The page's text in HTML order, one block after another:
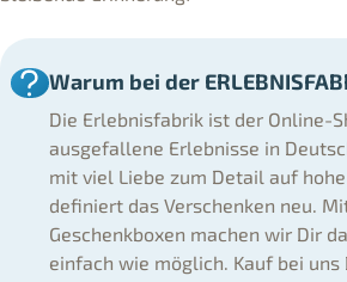
Warum bei der
Die Erlebnisfabrik ist der Online-
ausgefallene Erlebnisse in
mit viel Liebe zum Detail auf
definiert das Verschenken neu.
Geschenkboxen machen wir Dir
einfach wie möglich. Kauf bei uns